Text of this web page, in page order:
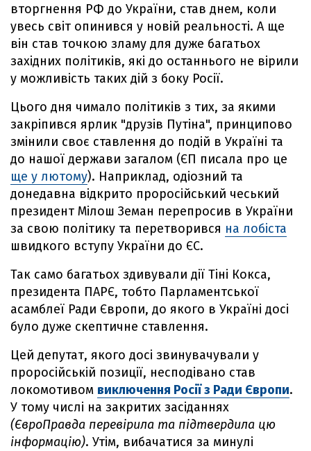
вторгнення РФ до України, став днем, коли
увесь світ опинився у новій реальності. А ще
він став точкою зламу для дуже багатьох
західних політиків, які до останнього не вірили
у можливість таких дій з боку Росії.
Цього дня чимало політиків з тих, за якими
закріпився ярлик "друзів Путіна", принципово
змінили своє ставлення до подій в Україні та
до нашої держави загалом (ЄП писала про це
ще у лютому). Наприклад, одіозний та
донедавна відкрито проросійський чеський
президент Мілош Земан перепросив в України
за свою політику та перетворився на лобіста
швидкого вступу України до ЄС.
Так само багатьох здивували дії Тіні Кокса,
президента ПАРЄ, тобто Парламентської
асамблеї Ради Європи, до якого в Україні досі
було дуже скептичне ставлення.
Цей депутат, якого досі звинувачували у
проросійській позиції, несподівано став
локомотивом виключення Росії з Ради Європи.
У тому числі на закритих засіданнях
(ЄвроПравда перевірила та підтвердила цю
інформацію). Утім, вибачатися за минулі